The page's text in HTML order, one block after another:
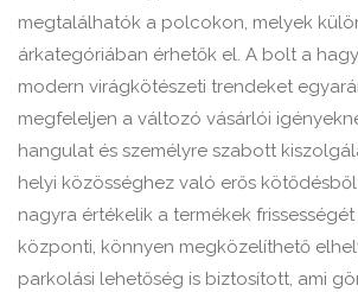
megtalálhatók a polcokon, melyek
árkategóriában érhetők el. A bolt a
modern virágkötészeti trendeket
megfeleljen a változó vásárlói
hangulat és személyre szabott
helyi közösséghez való erős
nagyra értékelik a termékek
központi, könnyen megközelíthető
parkolási lehetőség is biztosított, ami